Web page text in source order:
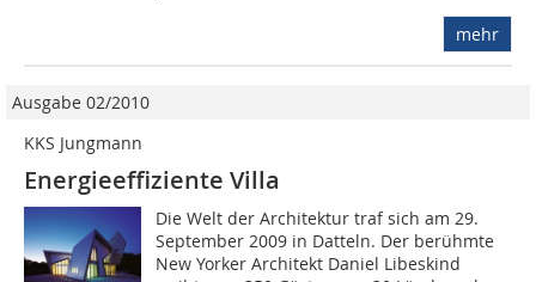
mehr
Ausgabe 02/2010
KKS Jungmann
Energieeffiziente Villa
Die Welt der Architektur traf sich am 29.
September 2009 in Datteln. Der berühmte
New Yorker Architekt Daniel Libeskind